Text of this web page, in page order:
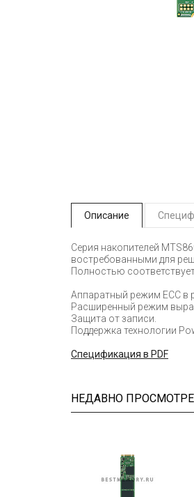
Описание
Серия накопителей
востребованными для
Полностью
Аппаратный режим ECC в
Расширенный режим
Защита от записи.
Поддержка технологии
Cпецификация в PDF
НЕДАВНО